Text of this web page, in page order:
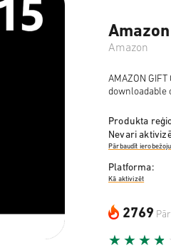
Amazon
AMAZON
downloadable
Produkta
Nevari
Pārbaudīt
Platforma:
Kā aktivizēt
2769